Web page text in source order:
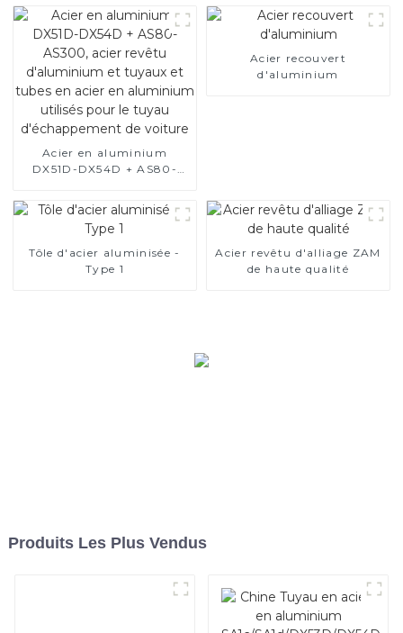
Acier en aluminium
DX51D-DX54D + AS80-
d'aluminium et tuyaux et
tubes en acier en
aluminium utilisés pour le
tuyau d'échappement de
voiture
Acier recouvert
d'aluminium
Tôle d'acier aluminisée -
Type 1
Acier revêtu d'alliage ZAM
de haute qualité
Produits Les Plus Vendus